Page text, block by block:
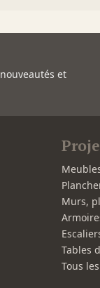
et
Murs,
Tables
Tous